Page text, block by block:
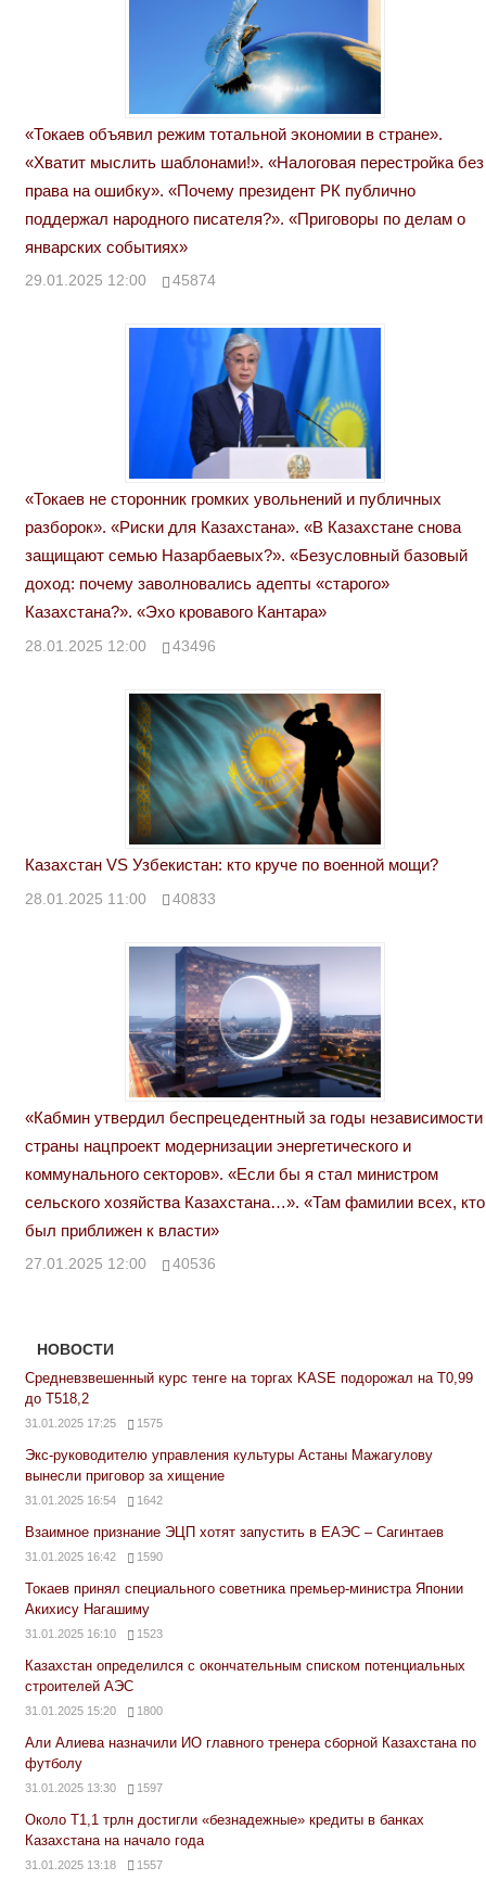
«Токаев объявил режим тотальной экономии в стране».
«Хватит мыслить шаблонами!». «Налоговая перестройка без
права на ошибку». «Почему президент РК публично
поддержал народного писателя?». «Приговоры по делам о
январских событиях»
29.01.2025 12:00 45874
«Токаев не сторонник громких увольнений и публичных
разборок». «Риски для Казахстана». «В Казахстане снова
защищают семью Назарбаевых?». «Безусловный базовый
доход: почему заволновались адепты «старого»
Казахстана?». «Эхо кровавого Кантара»
28.01.2025 12:00 43496
Казахстан VS Узбекистан: кто круче по военной мощи?
28.01.2025 11:00 40833
«Кабмин утвердил беспрецедентный за годы независимости
страны нацпроект модернизации энергетического и
коммунального секторов». «Если бы я стал министром
сельского хозяйства Казахстана…». «Там фамилии всех, кто
был приближен к власти»
27.01.2025 12:00 40536
НОВОСТИ
Средневзвешенный курс тенге на торгах KASE подорожал на Т0,99
до Т518,2
31.01.2025 17:25 1575
Экс-руководителю управления культуры Астаны Мажагулову
вынесли приговор за хищение
31.01.2025 16:54 1642
Взаимное признание ЭЦП хотят запустить в ЕАЭС – Сагинтаев
31.01.2025 16:42 1590
Токаев принял специального советника премьер-министра Японии
Акихису Нагашиму
31.01.2025 16:10 1523
Казахстан определился с окончательным списком потенциальных
строителей АЭС
31.01.2025 15:20 1800
Али Алиева назначили ИО главного тренера сборной Казахстана по
футболу
31.01.2025 13:30 1597
Около Т1,1 трлн достигли «безнадежные» кредиты в банках
Казахстана на начало года
31.01.2025 13:18 1557